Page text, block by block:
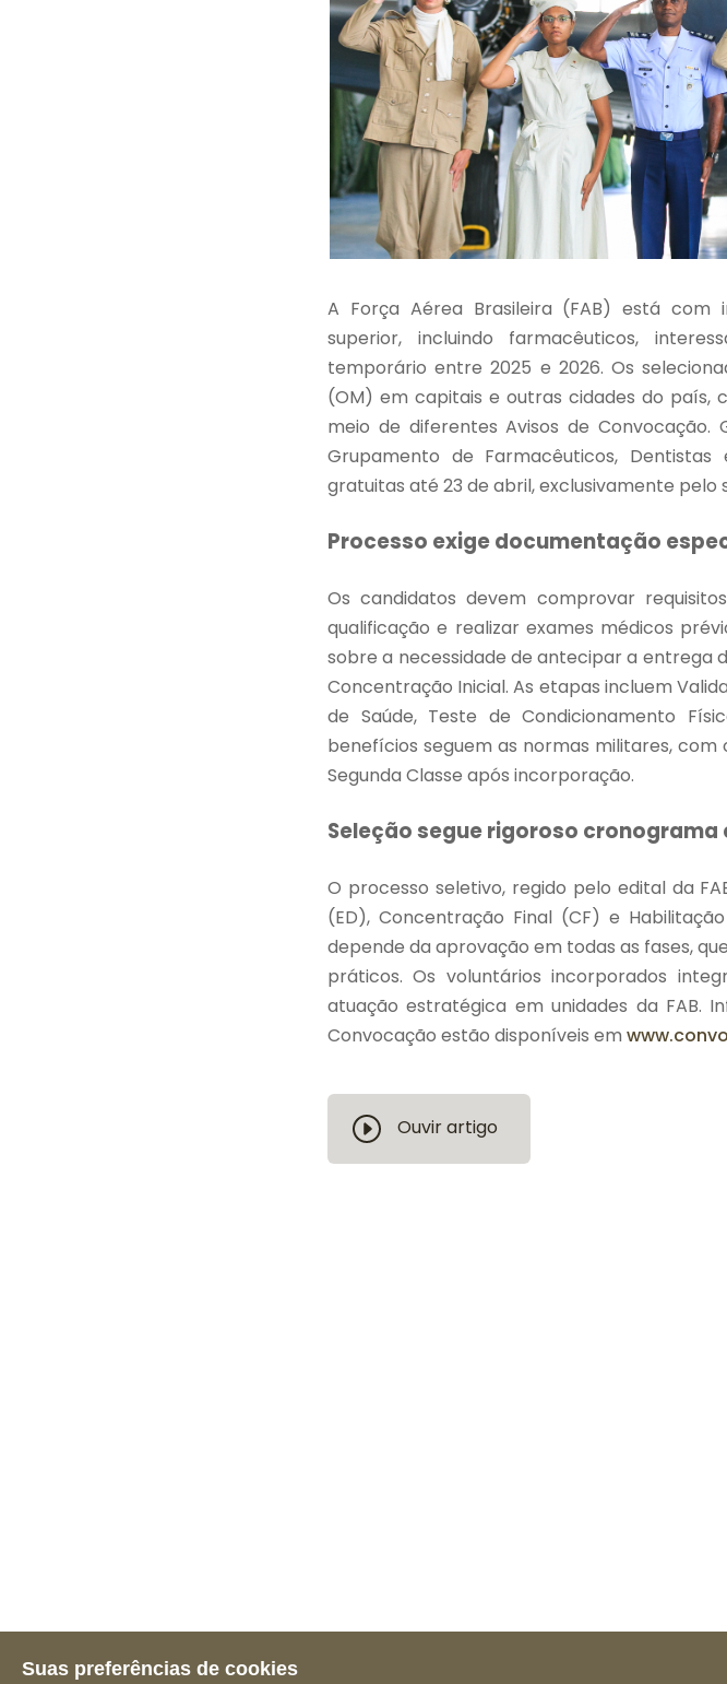
A Força Aérea Brasileira (FAB) está com
superior, incluindo farmacêuticos,
temporário entre 2025 e 2026. Os
(OM) em capitais e outras cidades do país,
meio de diferentes Avisos de
Grupamento de Farmacêuticos,
gratuitas até 23 de abril, exclusivamente pelo
Processo exige documentação
Os candidatos devem comprovar
qualificação e realizar exames médicos
sobre a necessidade de antecipar a entrega
Concentração Inicial. As etapas incluem
de Saúde, Teste de Condicionamento
benefícios seguem as normas militares,
Segunda Classe após incorporação.
Seleção segue rigoroso
O processo seletivo, regido pelo edital da
(ED), Concentração Final (CF) e
depende da aprovação em todas as fases,
práticos. Os voluntários incorporados
atuação estratégica em unidades da FAB.
Convocação estão disponíveis em
Ouvir artigo
Suas preferências de cookies